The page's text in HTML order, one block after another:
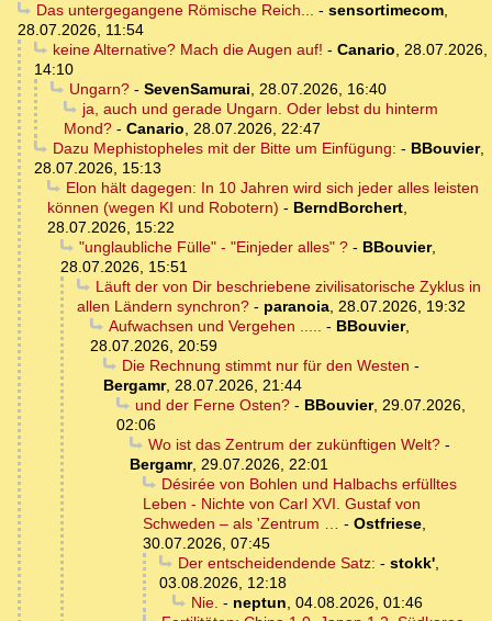
Das untergegangene Römische Reich... - sensortimecom,
28.07.2026, 11:54
keine Alternative? Mach die Augen auf! - Canario, 28.07.2026,
14:10
Ungarn?- SevenSamurai, 28.07.2026, 16:40
ja, auch und gerade Ungarn. Oder lebst du hinterm
Mond? - Canario, 28.07.2026, 22:47
Dazu Mephistopheles mit der Bitte um Einfügung: - BBouvier,
28.07.2026, 15:13
Elon hält dagegen: In 10 Jahren wird sich jeder alles leisten
können (wegen KI und Robotern) - BerndBorchert,
28.07.2026, 15:22
"unglaubliche Fülle" - "Einjeder alles" ?- BBouvier,
28.07.2026, 15:51
Läuft der von Dir beschriebene zivilisatorische Zyklus in
allen Ländern synchron? - paranoia, 28.07.2026, 19:32
Aufwachsen und Vergehen ..... - BBouvier,
28.07.2026, 20:59
Die Rechnung stimmt nur für den Westen -
Bergamr, 28.07.2026, 21:44
und der Ferne Osten?- BBouvier, 29.07.2026,
02:06
Wo ist das Zentrum der zukünftigen Welt?-
Bergamr, 29.07.2026, 22:01
Désirée von Bohlen und Halbachs erfülltes
Leben - Nichte von Carl XVI. Gustaf von
Schweden – als 'Zentrum … - Ostfriese,
30.07.2026, 07:45
Der entscheidendende Satz: - stokk',
03.08.2026, 12:18
Nie. - neptun, 04.08.2026, 01:46